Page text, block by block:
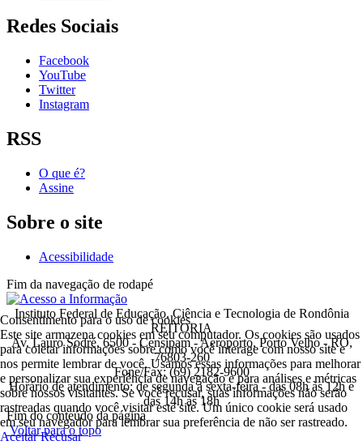
Redes Sociais
Facebook
YouTube
Twitter
Instagram
RSS
O que é?
Assine
Sobre o site
Acessibilidade
Fim da navegação de rodapé
Instituto Federal de Educação, Ciência e Tecnologia de Rondônia
REITORIA
Av. Lauro Sodré, 6500 - Censipam - Aeroporto, Porto Velho - RO,
76803-260
Fone/Fax: (69) 2182-9600
Horário de atendimento: de segunda a sexta-feira - das 08h às 12h e
das 14h às 18h
Fim do conteúdo da página
Voltar para o topo
Consentimento para o uso de cookies
Este site armazena cookies em seu computador. Os cookies são usados
para coletar informações sobre como você interage com nosso site e
nos permite lembrar de você. Usamos essas informações para melhorar
e personalizar sua experiência de navegação e para análises e métricas
sobre nossos visitantes. Se você recusar, suas informações não serão
rastreadas quando você visitar este site. Um único cookie será usado
em seu navegador para lembrar sua preferência de não ser rastreado.
Aceitar Recusar